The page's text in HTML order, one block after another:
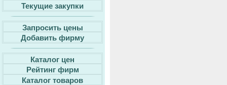
Текущие закупки
Запросить цены
Добавить фирму
Каталог цен
Рейтинг фирм
Каталог товаров